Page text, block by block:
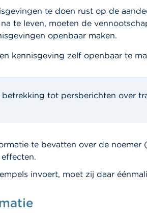
te doen rust op de
te leven, moeten de
openbaar maken.
kennisgeving zelf openbaar te
tot persberichten over
te bevatten over de
invoert, moet zij daar